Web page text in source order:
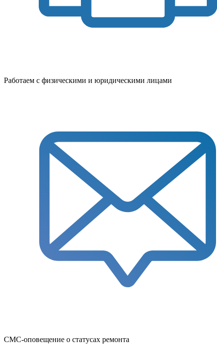
Работаем с физическими и юридическими лицами
СМС-оповещение о статусах ремонта